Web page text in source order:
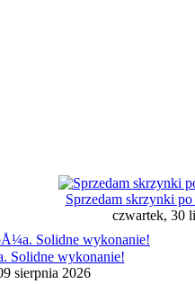
Sprzedam skrzynki
czwartek, 30
Solidne wykonanie!
sierpnia 2026